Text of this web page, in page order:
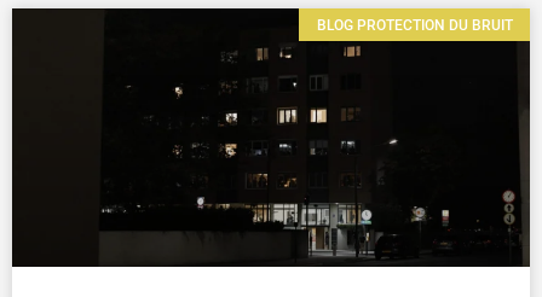
BLOG PROTECTION DU BRUIT